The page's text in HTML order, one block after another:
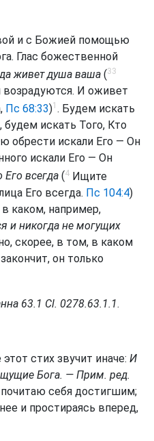
и с Божией помощью
Глас божественной
живет душа ваша (33
И оживет
Пс 68:33)1 . Будем искать
будем искать Того, Кто
обрести искали Его — Он
искали Его — Он
всегда (4 Ищите
Его всегда. Пс 104:4)
каком, например,
и никогда не могущих
скорее, в том, в каком
он только
63.1 Сl. 0278.63.1.1.
стих звучит иначе: И
Бога. — Прим. ред.
почитаю себя достигшим;
и простираясь вперед,